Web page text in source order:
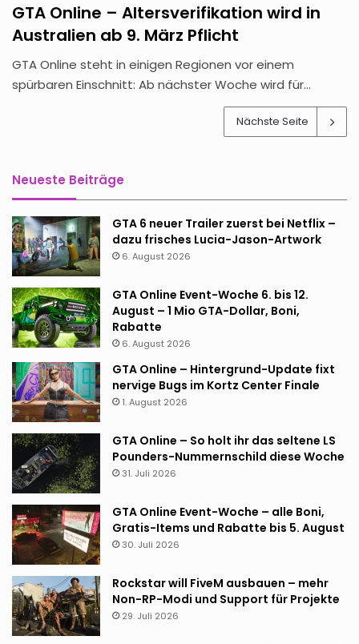
GTA Online – Altersverifikation wird in
Australien ab 9. März Pflicht
GTA Online steht in einigen Regionen vor einem
spürbaren Einschnitt: Ab nächster Woche wird für…
Nächste Seite
Neueste Beiträge
GTA 6 neuer Trailer zuerst bei Netflix –
dazu frisches Lucia-Jason-Artwork
6. August 2026
GTA Online Event-Woche 6. bis 12.
August – 1 Mio GTA-Dollar, Boni,
Rabatte
6. August 2026
GTA Online – Hintergrund-Update fixt
nervige Bugs im Kortz Center Finale
1. August 2026
GTA Online – So holt ihr das seltene LS
Pounders-Nummernschild diese Woche
31. Juli 2026
GTA Online Event-Woche – alle Boni,
Gratis-Items und Rabatte bis 5. August
30. Juli 2026
Rockstar will FiveM ausbauen – mehr
Non-RP-Modi und Support für Projekte
29. Juli 2026